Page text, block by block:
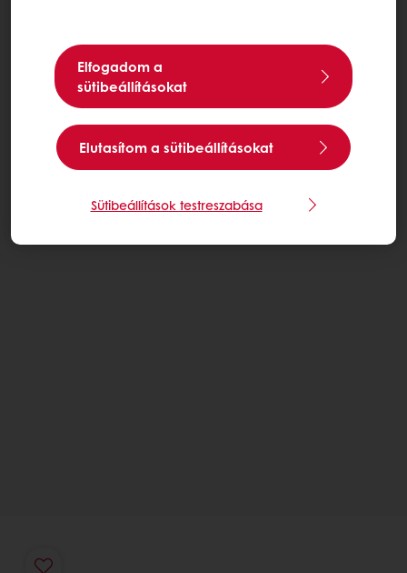
Elfogadom a
sütibeállításokat
Elutasítom a sütibeállításokat
Sütibeállítások testreszabása